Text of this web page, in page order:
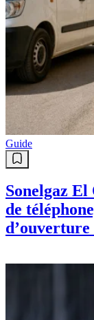
Guide
Sonelgaz El
de
d’ouverture